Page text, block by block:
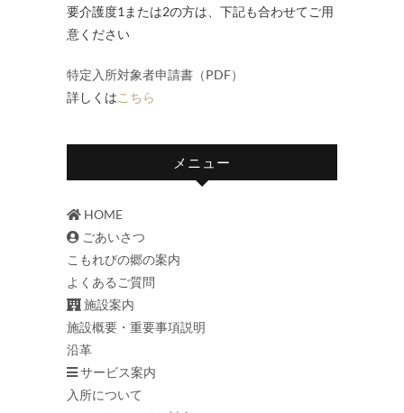
要介護度1または2の方は、下記も合わせてご用
意ください
特定入所対象者申請書（PDF）
詳しくはこちら
メニュー
HOME
ごあいさつ
こもれびの郷の案内
よくあるご質問
施設案内
施設概要・重要事項説明
沿革
サービス案内
入所について